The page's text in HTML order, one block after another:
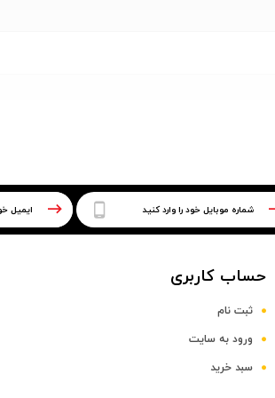
حساب کاربری
ثبت نام
ورود به سایت
سبد خرید